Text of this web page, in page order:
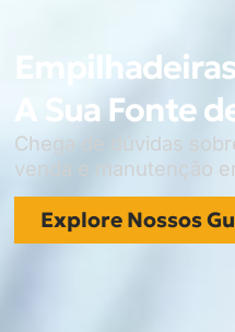
A Sua Fonte
Chega de dúvidas
venda e manutenção
Explore Nossos